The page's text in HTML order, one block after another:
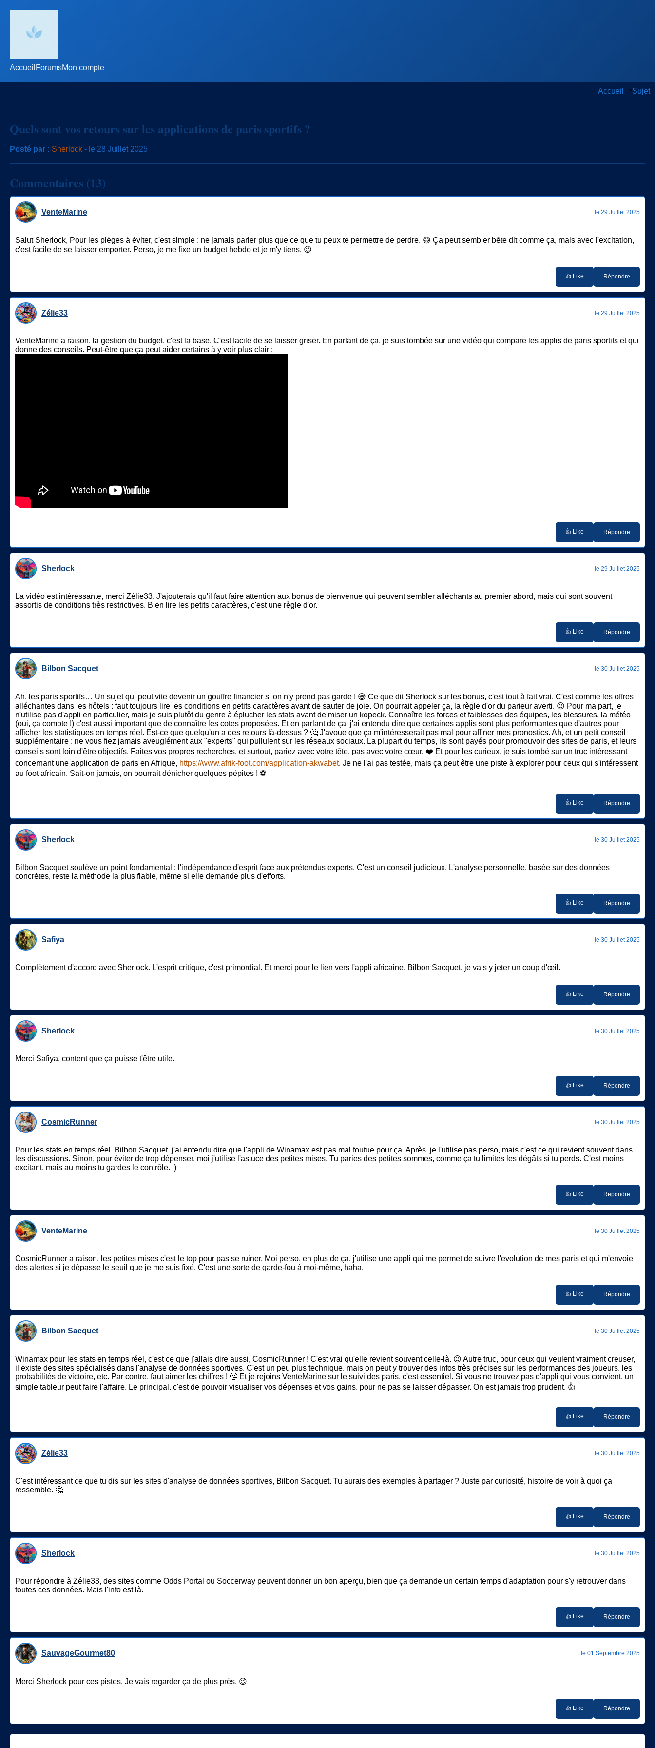
Accueil ForumsMon compte
Accueil >Sujet
Quels sont vos retours sur les applications de paris sportifs ?
Posté par : Sherlock - le 28 Juillet 2025
Commentaires (13)
VenteMarine le 29 Juillet 2025
Salut Sherlock, Pour les pièges à éviter, c'est simple : ne jamais parier plus que ce que tu peux te permettre de perdre. 😅 Ça peut sembler bête dit comme ça, mais avec l'excitation,
c'est facile de se laisser emporter. Perso, je me fixe un budget hebdo et je m'y tiens. 😉
👍 Like Répondre
Zélie33 le 29 Juillet 2025
VenteMarine a raison, la gestion du budget, c'est la base. C'est facile de se laisser griser. En parlant de ça, je suis tombée sur une vidéo qui compare les applis de paris sportifs et qui
donne des conseils. Peut-être que ça peut aider certains à y voir plus clair :
👍 Like Répondre
Sherlock le 29 Juillet 2025
La vidéo est intéressante, merci Zélie33. J'ajouterais qu'il faut faire attention aux bonus de bienvenue qui peuvent sembler alléchants au premier abord, mais qui sont souvent
assortis de conditions très restrictives. Bien lire les petits caractères, c'est une règle d'or.
👍 Like Répondre
Bilbon Sacquet le 30 Juillet 2025
Ah, les paris sportifs… Un sujet qui peut vite devenir un gouffre financier si on n'y prend pas garde ! 😅 Ce que dit Sherlock sur les bonus, c'est tout à fait vrai. C'est comme les offres
alléchantes dans les hôtels : faut toujours lire les conditions en petits caractères avant de sauter de joie. On pourrait appeler ça, la règle d'or du parieur averti. 😉 Pour ma part, je
n'utilise pas d'appli en particulier, mais je suis plutôt du genre à éplucher les stats avant de miser un kopeck. Connaître les forces et faiblesses des équipes, les blessures, la météo
(oui, ça compte !) c'est aussi important que de connaître les cotes proposées. Et en parlant de ça, j'ai entendu dire que certaines applis sont plus performantes que d'autres pour
afficher les statistiques en temps réel. Est-ce que quelqu'un a des retours là-dessus ? 🤔 J'avoue que ça m'intéresserait pas mal pour affiner mes pronostics. Ah, et un petit conseil
supplémentaire : ne vous fiez jamais aveuglément aux "experts" qui pullulent sur les réseaux sociaux. La plupart du temps, ils sont payés pour promouvoir des sites de paris, et leurs
conseils sont loin d'être objectifs. Faites vos propres recherches, et surtout, pariez avec votre tête, pas avec votre cœur. ❤️ Et pour les curieux, je suis tombé sur un truc intéressant
concernant une application de paris en Afrique, https://www.afrik-foot.com/application-akwabet. Je ne l'ai pas testée, mais ça peut être une piste à explorer pour ceux qui s'intéressent
au foot africain. Sait-on jamais, on pourrait dénicher quelques pépites ! ⚽
👍 Like Répondre
Sherlock le 30 Juillet 2025
Bilbon Sacquet soulève un point fondamental : l'indépendance d'esprit face aux prétendus experts. C'est un conseil judicieux. L'analyse personnelle, basée sur des données
concrètes, reste la méthode la plus fiable, même si elle demande plus d'efforts.
👍 Like Répondre
Safiya le 30 Juillet 2025
Complètement d'accord avec Sherlock. L'esprit critique, c'est primordial. Et merci pour le lien vers l'appli africaine, Bilbon Sacquet, je vais y jeter un coup d'œil.
👍 Like Répondre
Sherlock le 30 Juillet 2025
Merci Safiya, content que ça puisse t'être utile.
👍 Like Répondre
CosmicRunner le 30 Juillet 2025
Pour les stats en temps réel, Bilbon Sacquet, j'ai entendu dire que l'appli de Winamax est pas mal foutue pour ça. Après, je l'utilise pas perso, mais c'est ce qui revient souvent dans
les discussions. Sinon, pour éviter de trop dépenser, moi j'utilise l'astuce des petites mises. Tu paries des petites sommes, comme ça tu limites les dégâts si tu perds. C'est moins
excitant, mais au moins tu gardes le contrôle. ;)
👍 Like Répondre
VenteMarine le 30 Juillet 2025
CosmicRunner a raison, les petites mises c'est le top pour pas se ruiner. Moi perso, en plus de ça, j'utilise une appli qui me permet de suivre l'evolution de mes paris et qui m'envoie
des alertes si je dépasse le seuil que je me suis fixé. C'est une sorte de garde-fou à moi-même, haha.
👍 Like Répondre
Bilbon Sacquet le 30 Juillet 2025
Winamax pour les stats en temps réel, c'est ce que j'allais dire aussi, CosmicRunner ! C'est vrai qu'elle revient souvent celle-là. 😉 Autre truc, pour ceux qui veulent vraiment creuser,
il existe des sites spécialisés dans l'analyse de données sportives. C'est un peu plus technique, mais on peut y trouver des infos très précises sur les performances des joueurs, les
probabilités de victoire, etc. Par contre, faut aimer les chiffres ! 🤔 Et je rejoins VenteMarine sur le suivi des paris, c'est essentiel. Si vous ne trouvez pas d'appli qui vous convient, un
simple tableur peut faire l'affaire. Le principal, c'est de pouvoir visualiser vos dépenses et vos gains, pour ne pas se laisser dépasser. On est jamais trop prudent. 👍
👍 Like Répondre
Zélie33 le 30 Juillet 2025
C'est intéressant ce que tu dis sur les sites d'analyse de données sportives, Bilbon Sacquet. Tu aurais des exemples à partager ? Juste par curiosité, histoire de voir à quoi ça
ressemble. 🤔
👍 Like Répondre
Sherlock le 30 Juillet 2025
Pour répondre à Zélie33, des sites comme Odds Portal ou Soccerway peuvent donner un bon aperçu, bien que ça demande un certain temps d'adaptation pour s'y retrouver dans
toutes ces données. Mais l'info est là.
👍 Like Répondre
SauvageGourmet80 le 01 Septembre 2025
Merci Sherlock pour ces pistes. Je vais regarder ça de plus près. 😉
👍 Like Répondre